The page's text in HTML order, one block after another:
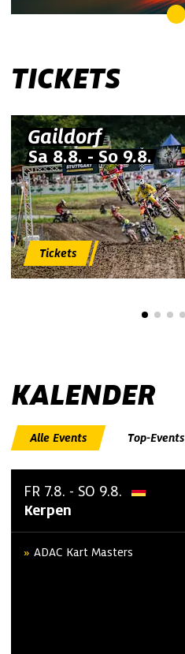
TICKETS
Gaildorf
Sa 8.8.-So 9.8.
Tickets
KALENDER
Alle Events Top-Events
FR 7.8. - SO 9.8.
Kerpen
ADAC Kart Masters